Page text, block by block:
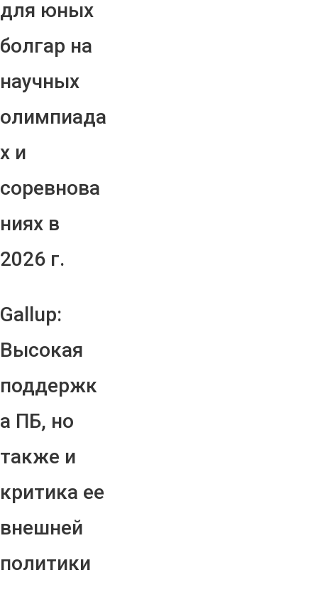
для юных
болгар на
научных
олимпиада
х и
соревнова
ниях в
2026 г.
Gallup:
Высокая
поддержк
а ПБ, но
также и
критика ее
внешней
политики